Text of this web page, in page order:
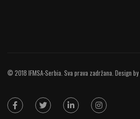
© 2018 IFMSA-Serbia. Sva prava zadržana. Design by